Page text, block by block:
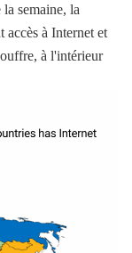
semaine, la
accès à Internet et
à l'intérieur